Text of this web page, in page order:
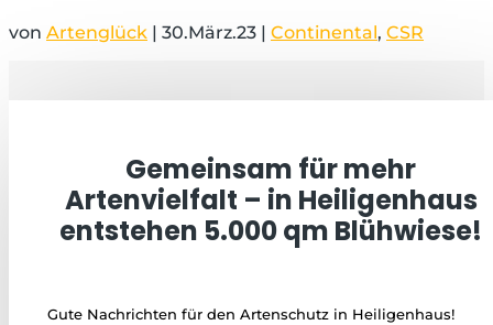
von Artenglück | 30.März.23 | Continental, CSR
Gemeinsam für mehr
Artenvielfalt – in Heiligenhaus
entstehen 5.000 qm Blühwiese!
Gute Nachrichten für den Artenschutz in Heiligenhaus!